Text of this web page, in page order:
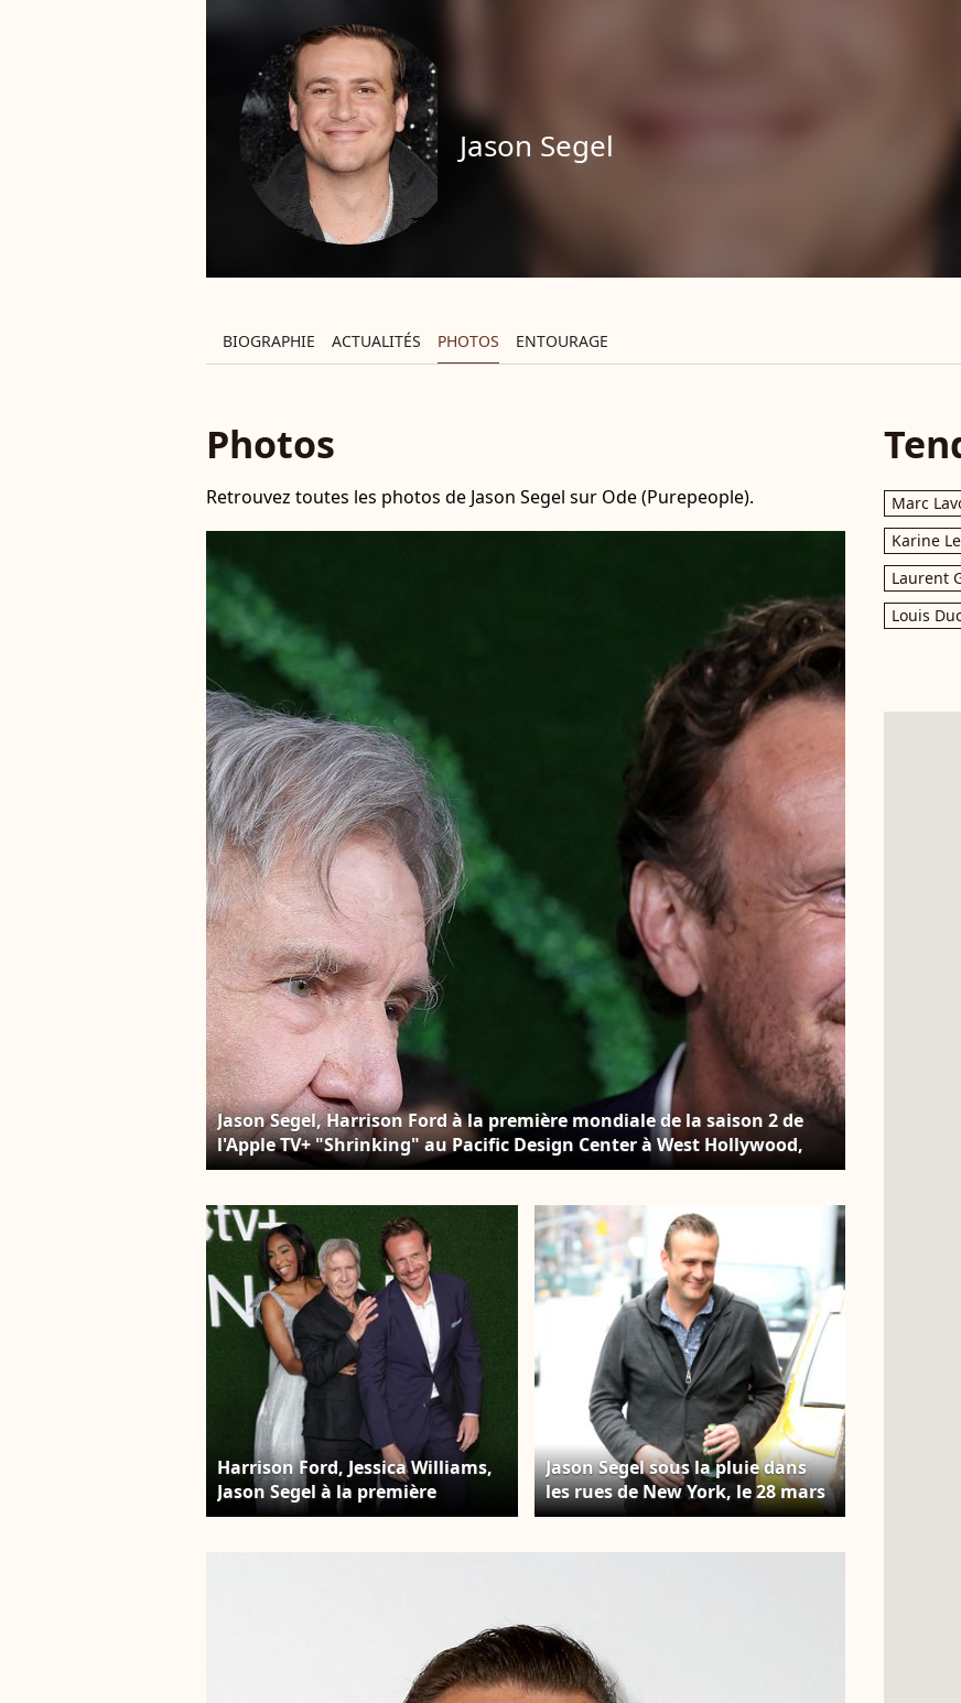
Jason Segel
BIOGRAPHIE ACTUALITÉS PHOTOS ENTOURAGE
Photos
Retrouvez toutes les photos de Jason Segel sur Ode (Purepeople).
Jason Segel, Harrison Ford à la première mondiale de la saison 2 de
l'Apple TV+ "Shrinking" au Pacific Design Center à West Hollywood,
CA, USA le 08 octobre 2024. Fati Sadou/ABACAPRESS.COM
Harrison Ford, Jessica Williams,
Jason Segel à la première
mondiale de la saison 2 de
Jason Segel sous la pluie dans
les rues de New York, le 28 mars
2017.
Marc
Karine
Laurent
Louis